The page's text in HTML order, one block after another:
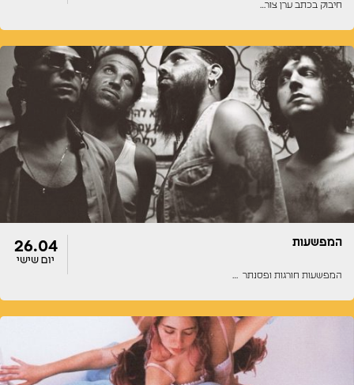
חיבוק בכתב ערן צור…
דלתות
23:00
הופעה
23:00
המפשעות
המפשעות חורגות ופסנתר …
26.04
יום שישי
דלתות
19:30
הופעה
19:30